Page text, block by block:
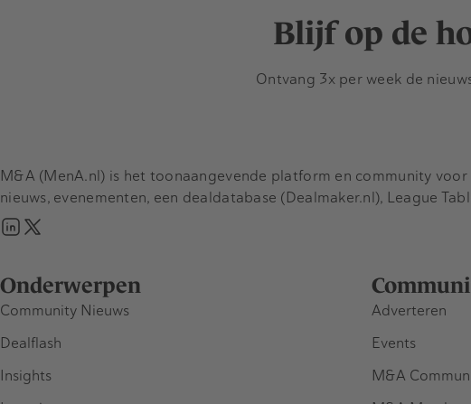
Blijf op de
Ontvang 3x per week de
Onderwerpen
Community Nieuws
Dealflash
Insights
Adverteren
Events
M&A
M&A (MenA.nl) is het toonaangevende platform en community
nieuws, evenementen, een dealdatabase (Dealmaker.nl), League